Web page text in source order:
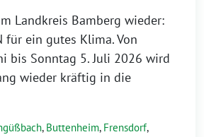
Landkreis Bamberg wieder:
für ein gutes Klima. Von
bis Sonntag 5. Juli 2026 wird
wieder kräftig in die
, Buttenheim, Frensdorf,